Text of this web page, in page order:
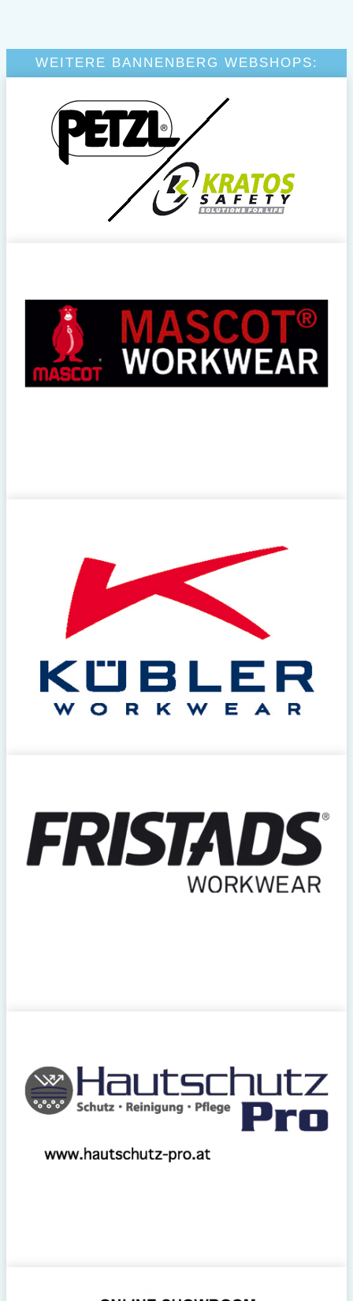
WEITERE BANNENBERG WEBSHOPS: